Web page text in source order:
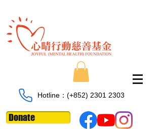
Hotline：​​(+852) 2301 2303
Donate